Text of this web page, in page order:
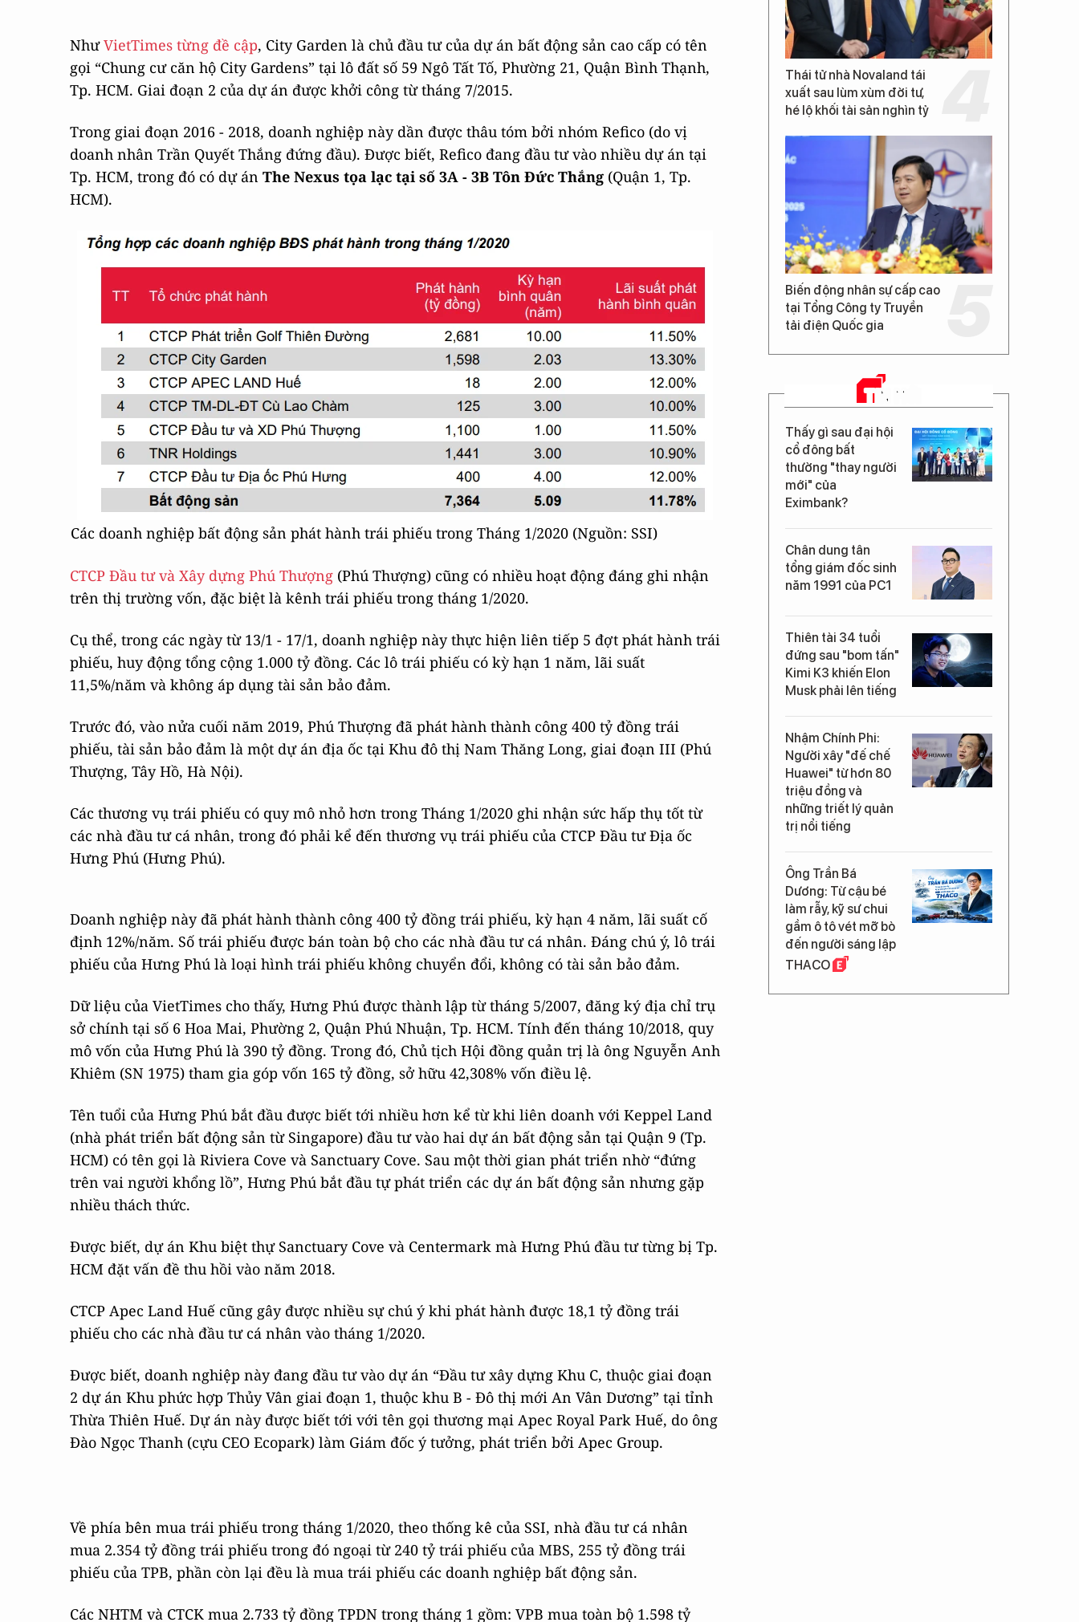
NhưVietTimes từng đề cập, City Garden là chủ đầu tư của dự án bất động sản cao cấp có tên
gọi “Chung cư căn hộ City Gardens” tại lô đất số 59 Ngô Tất Tố, Phường 21, Quận Bình Thạnh,
Tp. HCM. Giai đoạn 2 của dự án được khởi công từ tháng 7/2015.
Trong giai đoạn 2016 - 2018, doanh nghiệp này dần được thâu tóm bởi nhóm Refico (do vị
doanh nhân Trần Quyết Thắng đứng đầu). Được biết, Refico đang đầu tư vào nhiều dự án tại
Tp. HCM, trong đó có dự án The Nexus tọa lạc tại số 3A - 3B Tôn Đức Thắng (Quận 1, Tp.
HCM).
Các doanh nghiệp bất động sản phát hành trái phiếu trong Tháng 1/2020 (Nguồn: SSI)
CTCP Đầu tư và Xây dựng Phú Thượng (Phú Thượng) cũng có nhiều hoạt động đáng ghi nhận
trên thị trường vốn, đặc biệt là kênh trái phiếu trong tháng 1/2020.
Cụ thể, trong các ngày từ 13/1 - 17/1, doanh nghiệp này thực hiện liên tiếp 5 đợt phát hành trái
phiếu, huy động tổng cộng 1.000 tỷ đồng. Các lô trái phiếu có kỳ hạn 1 năm, lãi suất
11,5%/năm và không áp dụng tài sản bảo đảm.
Trước đó, vào nửa cuối năm 2019, Phú Thượng đã phát hành thành công 400 tỷ đồng trái
phiếu, tài sản bảo đảm là một dự án địa ốc tại Khu đô thị Nam Thăng Long, giai đoạn III (Phú
Thượng, Tây Hồ, Hà Nội).
Các thương vụ trái phiếu có quy mô nhỏ hơn trong Tháng 1/2020 ghi nhận sức hấp thụ tốt từ
các nhà đầu tư cá nhân, trong đó phải kể đến thương vụ trái phiếu của CTCP Đầu tư Địa ốc
Hưng Phú (Hưng Phú).
Doanh nghiệp này đã phát hành thành công 400 tỷ đồng trái phiếu, kỳ hạn 4 năm, lãi suất cố
định 12%/năm. Số trái phiếu được bán toàn bộ cho các nhà đầu tư cá nhân. Đáng chú ý, lô trái
phiếu của Hưng Phú là loại hình trái phiếu không chuyển đổi, không có tài sản bảo đảm.
Dữ liệu của VietTimes cho thấy, Hưng Phú được thành lập từ tháng 5/2007, đăng ký địa chỉ trụ
sở chính tại số 6 Hoa Mai, Phường 2, Quận Phú Nhuận, Tp. HCM. Tính đến tháng 10/2018, quy
mô vốn của Hưng Phú là 390 tỷ đồng. Trong đó, Chủ tịch Hội đồng quản trị là ông Nguyễn Anh
Khiêm (SN 1975) tham gia góp vốn 165 tỷ đồng, sở hữu 42,308% vốn điều lệ.
Tên tuổi của Hưng Phú bắt đầu được biết tới nhiều hơn kể từ khi liên doanh với Keppel Land
(nhà phát triển bất động sản từ Singapore) đầu tư vào hai dự án bất động sản tại Quận 9 (Tp.
HCM) có tên gọi là Riviera Cove và Sanctuary Cove. Sau một thời gian phát triển nhờ “đứng
trên vai người khổng lồ”, Hưng Phú bắt đầu tự phát triển các dự án bất động sản nhưng gặp
nhiều thách thức.
Được biết, dự án Khu biệt thự Sanctuary Cove và Centermark mà Hưng Phú đầu tư từng bị Tp.
HCM đặt vấn đề thu hồi vào năm 2018.
CTCP Apec Land Huế cũng gây được nhiều sự chú ý khi phát hành được 18,1 tỷ đồng trái
phiếu cho các nhà đầu tư cá nhân vào tháng 1/2020.
Được biết, doanh nghiệp này đang đầu tư vào dự án “Đầu tư xây dựng Khu C, thuộc giai đoạn
2 dự án Khu phức hợp Thủy Vân giai đoạn 1, thuộc khu B - Đô thị mới An Vân Dương” tại tỉnh
Thừa Thiên Huế. Dự án này được biết tới với tên gọi thương mại Apec Royal Park Huế, do ông
Đào Ngọc Thanh (cựu CEO Ecopark) làm Giám đốc ý tưởng, phát triển bởi Apec Group.
Về phía bên mua trái phiếu trong tháng 1/2020, theo thống kê của SSI, nhà đầu tư cá nhân
mua 2.354 tỷ đồng trái phiếu trong đó ngoại từ 240 tỷ trái phiếu của MBS, 255 tỷ đồng trái
phiếu của TPB, phần còn lại đều là mua trái phiếu các doanh nghiệp bất động sản.
Các NHTM và CTCK mua 2.733 tỷ đồng TPDN trong tháng 1 gồm: VPB mua toàn bộ 1.598 tỷ
Thái tử nhà Novaland tái
xuất sau lùm xùm đời tư,
hé lộ khối tài sản nghìn tỷ
Biến động nhân sự cấp cao
tại Tổng Công ty Truyền
tải điện Quốc gia
TIN MỚI
Thấy gì sau đại hội
cổ đông bất
thường "thay người
mới" của
Eximbank?
Chân dung tân
tổng giám đốc sinh
năm 1991 của PC1
Thiên tài 34 tuổi
đứng sau "bom tấn"
Kimi K3 khiến Elon
Musk phải lên tiếng
Nhậm Chính Phi:
Người xây "đế chế
Huawei" từ hơn 80
triệu đồng và
những triết lý quản
trị nổi tiếng
Ông Trần Bá
Dương: Từ cậu bé
làm rẫy, kỹ sư chui
gầm ô tô vét mỡ bò
đến người sáng lập
THACO